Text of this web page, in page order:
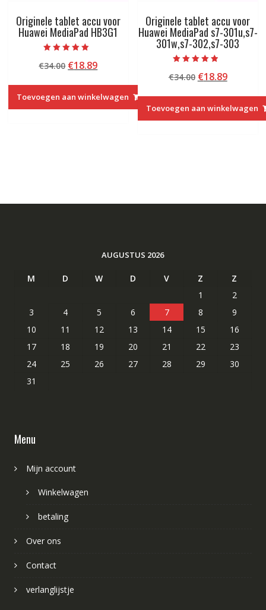
Originele tablet accu voor
Huawei MediaPad HB3G1
5.00
van 5
€34.00 Oorspronkelijke
was:
€34.00.
€18.89Huidige
is:
€18.89.
Toevoegen aan winkelwagen
Originele tablet accu voor
Huawei MediaPad s7-301u,s7-
301w,s7-302,s7-303
met
4.50
€34.00
was:
€34.00.
€18.89Huidige
is:
€18.89.
Toevoegen aan winkelwagen
AUGUSTUS 2026
M D W D V Z
Z
1
2
3
4 5 6 7 8
9
10
11 12 13 14 15
16
17
18 19 20 21 22
23
24
25 26 27 28 29
30
31
Menu
Mijn account
Winkelwagen
betaling
Over ons
Contact
verlanglijstje